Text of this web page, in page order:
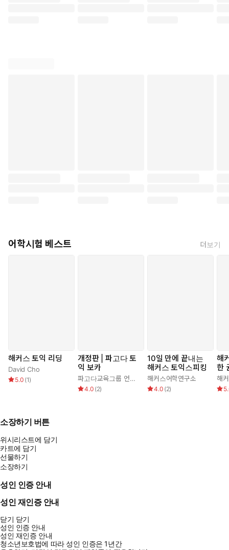
어학시험 베스트 더보기
해커스 토익 리딩
David Cho
5.0 (1)
개정판 | 파고다 토
익 보카
파고다교육그룹 언어교육연구소
4.0 (2)
10일 만에 끝내는
해커스 토익스피킹
해커스어학연구소
4.0 (2)
해
한
해
소장하기 버튼
위시리스트에 담기
카트에 담기
선물하기
소장하기
성인 인증 안내
성인 재인증 안내
닫기 닫기
성인 인증 안내
성인 재인증 안내
청소년보호법에 따라 성인 인증은 1년간